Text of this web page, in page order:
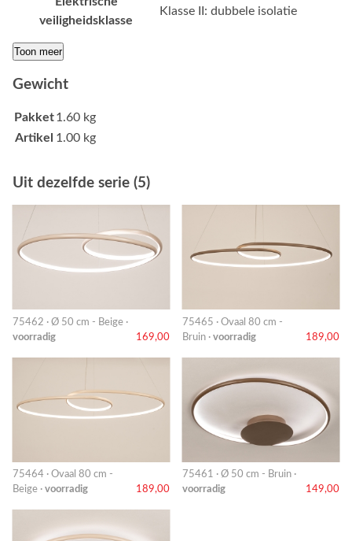
veiligheidsklasse
Klasse II: dubbele isolatie
Toon meer
Gewicht
Pakket1.60 kg
Artikel 1.00 kg
Uit dezelfde serie (5)
75462 · Ø 50 cm - Beige ·
voorradig
169,00
75465 · Ovaal 80 cm -
Bruin · voorradig 189,00
75464 · Ovaal 80 cm -
Beige · voorradig 189,00
75461 · Ø 50 cm - Bruin ·
voorradig
149,00